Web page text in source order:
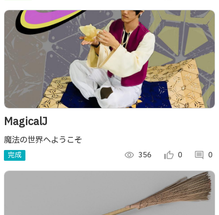
MagicalJ
魔法の世界へようこそ
完成 visibility 356 thumb_up_alt 0 comment 0